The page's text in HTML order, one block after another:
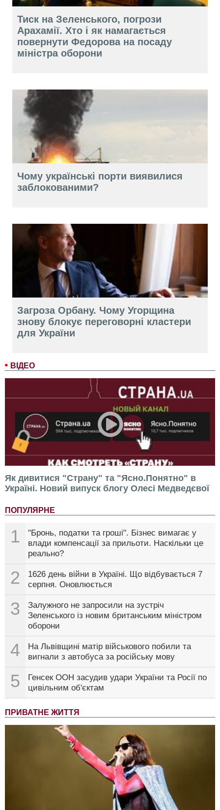
ВІДЕО
Як дивитися "Страну" та "Ясно.Понятно" в
Україні. Новий випуск блогу Олесі Медведєвої
ПОПУЛЯРНЕ
1
"Бронь, податки та гроші". Бізнес вимагає у
влади компенсації за прильоти. Наскільки це
реально?
2
1626 день війни в Україні. Що відбувається 7
серпня. Оновлюється
3
Залужного не запросили на зустріч
Зеленського із новим британським міністром
оборони
4
На Львівщині матір військового побили та
вигнали з автобуса за російську мову
5
Генсек ООН засудив удари України та Росії по
цивільним об'єктам
ПРИВАТНЕ ЖИТТЯ
Тиск на Зеленського, погрози
Арахамії. Хто і як намагається
повернути Федорова на посаду
міністра оборони
Чому українські порти виявилися
заблокованими?
Загроза Орбану. Чому Угорщина
знову блокує переговорні кластери
для України